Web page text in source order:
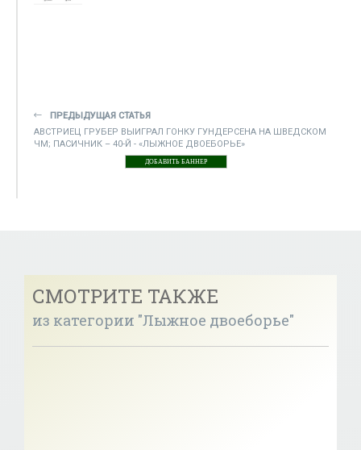
ПРЕДЫДУЩАЯ СТАТЬЯ
АВСТРИЕЦ ГРУБЕР ВЫИГРАЛ ГОНКУ ГУНДЕРСЕНА НА ШВЕДСКОМ
ЧМ; ПАСИЧНИК – 40-Й - «ЛЫЖНОЕ ДВОЕБОРЬЕ»
ДОБАВИТЬ БАННЕР
СМОТРИТЕ ТАКЖЕ
из категории "Лыжное двоеборье"